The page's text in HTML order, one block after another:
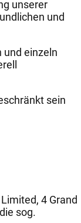
unserer
und
und einzeln
sein
4 Grand
sog.